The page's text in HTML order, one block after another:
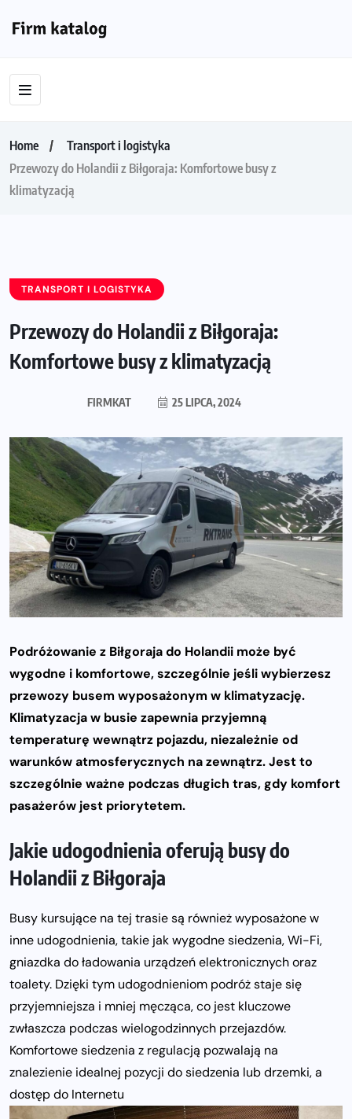
Home
Transport i logistyka
Przewozy do Holandii z Biłgoraja: Komfortowe busy z
klimatyzacją
TRANSPORT I LOGISTYKA
Przewozy do Holandii z Biłgoraja:
Komfortowe busy z klimatyzacją
FIRMKAT 25 LIPCA, 2024
Podróżowanie z Biłgoraja do Holandii może być
wygodne i komfortowe, szczególnie jeśli wybierzesz
przewozy busem wyposażonym w klimatyzację.
Klimatyzacja w busie zapewnia przyjemną
temperaturę wewnątrz pojazdu, niezależnie od
warunków atmosferycznych na zewnątrz. Jest to
szczególnie ważne podczas długich tras, gdy komfort
pasażerów jest priorytetem.
Jakie udogodnienia oferują busy do
Holandii z Biłgoraja
Busy kursujące na tej trasie są również wyposażone w
inne udogodnienia, takie jak wygodne siedzenia, Wi-Fi,
gniazdka do ładowania urządzeń elektronicznych oraz
toalety. Dzięki tym udogodnieniom podróż staje się
przyjemniejsza i mniej męcząca, co jest kluczowe
zwłaszcza podczas wielogodzinnych przejazdów.
Komfortowe siedzenia z regulacją pozwalają na
znalezienie idealnej pozycji do siedzenia lub drzemki, a
dostęp do Internetu